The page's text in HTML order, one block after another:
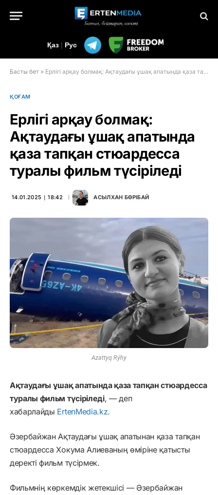
Қаз | Рус
Басты бет » Ерлігі арқау болмақ: Ақтаудағы ұшақ апатында қаза тапқан стюардесса туралы фильм түсіріледі
ҚОҒАМ
Ерлігі арқау болмақ:
Ақтаудағы ұшақ апатында
қаза тапқан стюардесса
туралы фильм түсіріледі
14.01.2025 ∣ 18:42 АСЫЛХАН БӨРІБАЙ
Azattyq Rýhy
Ақтаудағы ұшақ апатында қаза тапқан стюардесса
туралы фильм түсіріледі, — деп
хабарлайды ErtenMedia.kz.
Әзербайжан Ақтаудағы ұшақ апатынан қаза тапқан
стюардесса Хокума Алиеваның өміріне қатысты
деректі фильм түсірмек.
Фильмнің көркемдік жетекшісі — Әзербайжан